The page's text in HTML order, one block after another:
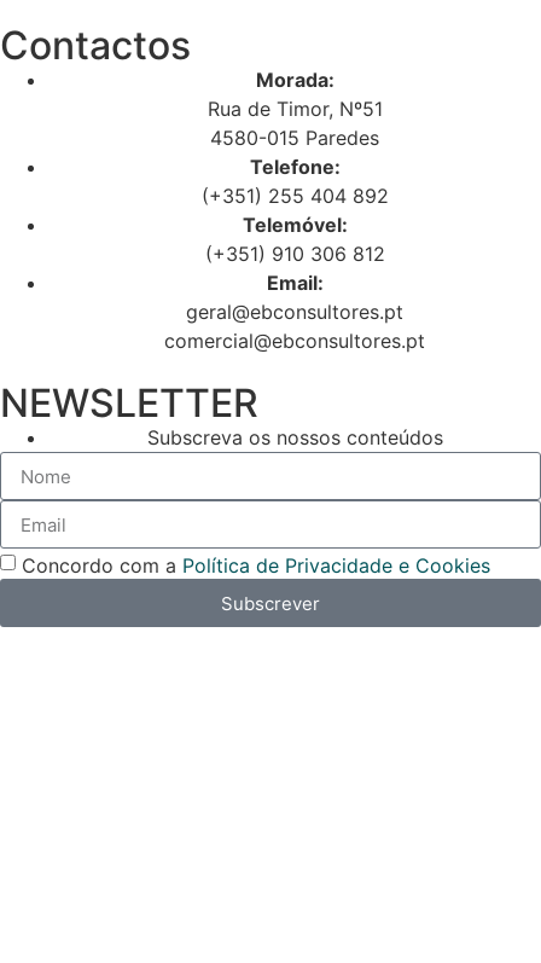
Contactos
Morada:
Rua de Timor, Nº51
4580-015 Paredes
Telefone:
(+351) 255 404 892
Telemóvel:
(+351) 910 306 812
Email:
geral@ebconsultores.pt
comercial@ebconsultores.pt
NEWSLETTER
Subscreva os nossos conteúdos
Concordo com a Política de Privacidade e Cookies
Subscrever